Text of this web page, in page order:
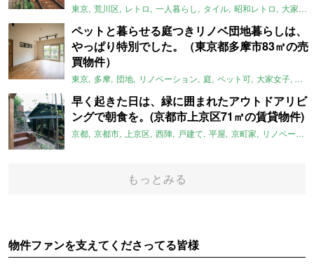
東京 荒川区 レトロ 一人暮らし タイル 昭和レトロ 大家女子
ペットと暮らせる庭つきリノベ団地暮らしは、
やっぱり特別でした。（東京都多摩市83㎡の売
買物件）
東京 多摩 団地 リノベーション 庭 ペット可 大家女子 団
早く起きた日は、緑に囲まれたアウトドアリビ
ングで朝食を。(京都市上京区71㎡の賃貸物件)
京都 京都市 上京区 西陣 戸建て 平屋 京町家 リノベーション
もっとみる
物件ファンを支えてくださってる皆様